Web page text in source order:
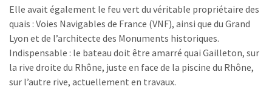
Elle avait également le feu vert du véritable propriétaire des
quais : Voies Navigables de France (VNF), ainsi que du Grand
Lyon et de l’architecte des Monuments historiques.
Indispensable : le bateau doit être amarré quai Gailleton, sur
la rive droite du Rhône, juste en face de la piscine du Rhône,
sur l’autre rive, actuellement en travaux.